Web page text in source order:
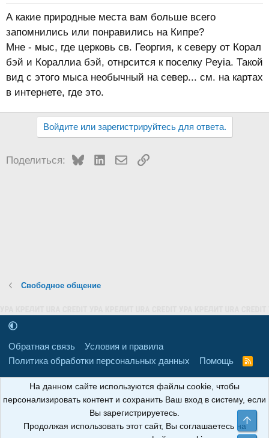
А какие природные места вам больше всего
запомнились или понравились на Кипре?
Мне - мыс, где церковь св. Георгия, к северу от Корал
бэй и Кораллиа бэй, отнрсится к поселку Peyia. Такой
вид с этого мыса необычный на север... см. на картах
в интернете, где это.
Войдите или зарегистрируйтесь для ответа.
Поделиться: BlueskyLinkedInЭлектронная почта
Ссылка
Свободное общение
Обратная связь
Условия и правила
Политика обработки персональных данных
Помощь
R
Свидетельство о регистрации товарного знака № 665857 от
06.08.2018 г. Сайт не является СМИ. Сделано вРунетЛаб – Сайты и
АНОИНФО; ОГРН: 1247700801700; ИНН/КПП:
На данном сайте используются файлы cookie, чтобы
персонализировать контент и сохранить Ваш вход в систему, если
Вы зарегистрируетесь.
Продолжая использовать этот сайт, Вы соглашаетесь на